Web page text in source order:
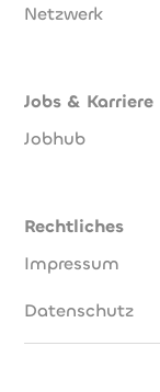
Netzwerk
Jobs & Karriere
Jobhub
Rechtliches
Impressum
Datenschutz